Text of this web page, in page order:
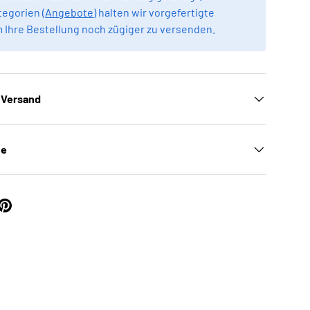
(Angebote) halten wir vorgefertigte
Bestellung noch zügiger zu versenden.